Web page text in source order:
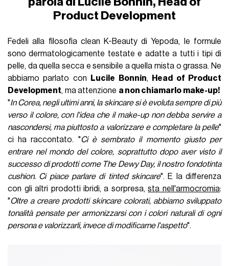
Product Development
Fedeli alla filosofia clean K-Beauty di Yepoda, le formule
sono dermatologicamente testate e adatte a tutti i tipi di
pelle, da quella secca e sensibile a quella mista o grassa. Ne
abbiamo parlato con
Lucile Bonnin,
Head of Product
Development, ma attenzione a non chiamarlo make-up!
"In Corea, negli ultimi anni, la skincare si è evoluta sempre di più
verso il colore, con l'idea che il make-up non debba servire a
nascondersi, ma piuttosto a valorizzare e completare la pelle"
ci ha raccontato. "Ci è sembrato il momento giusto per
entrare nel mondo del colore, soprattutto dopo aver visto il
successo di prodotti come The Dewy Day, il nostro fondotinta
cushion. Ci piace parlare di tinted skincare". E la differenza
con gli altri prodotti ibridi, a sorpresa,sta nell'armocromia:
"Oltre a creare prodotti skincare colorati, abbiamo sviluppato
tonalità pensate per armonizzarsi con i colori naturali di ogni
persona e valorizzarli, invece di modificarne l'aspetto".